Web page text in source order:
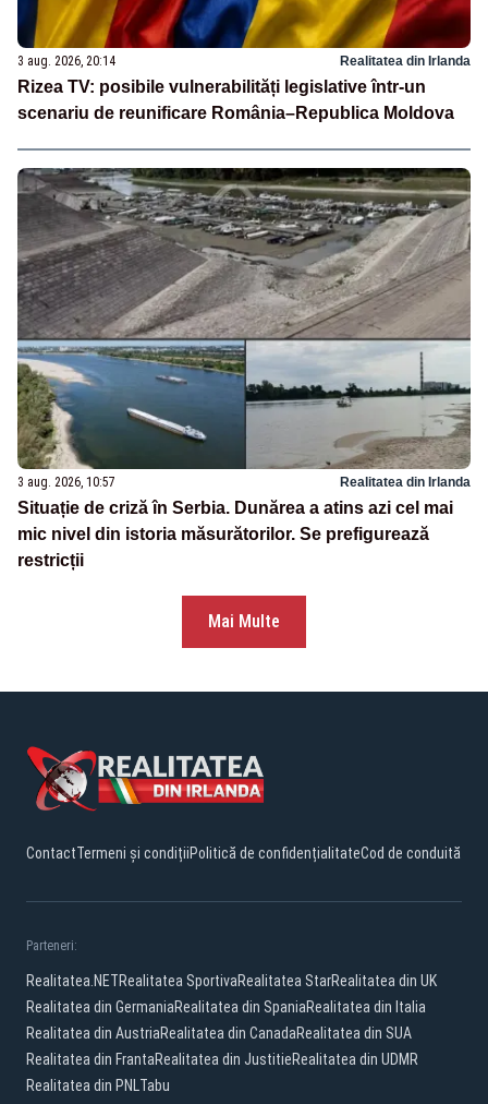
3 aug. 2026, 20:14 Realitatea din Irlanda
Rizea TV: posibile vulnerabilități legislative într-un
scenariu de reunificare România–Republica Moldova
3 aug. 2026, 10:57 Realitatea din Irlanda
Situație de criză în Serbia. Dunărea a atins azi cel mai
mic nivel din istoria măsurătorilor. Se prefigurează
restricții
Mai Multe
ContactTermeni și condițiiPolitică de confidențialitateCod de conduită
Parteneri:
Realitatea.NETRealitatea SportivaRealitatea StarRealitatea din UK
Realitatea din GermaniaRealitatea din SpaniaRealitatea din Italia
Realitatea din AustriaRealitatea din CanadaRealitatea din SUA
Realitatea din FrantaRealitatea din JustitieRealitatea din UDMR
Realitatea din PNLTabu